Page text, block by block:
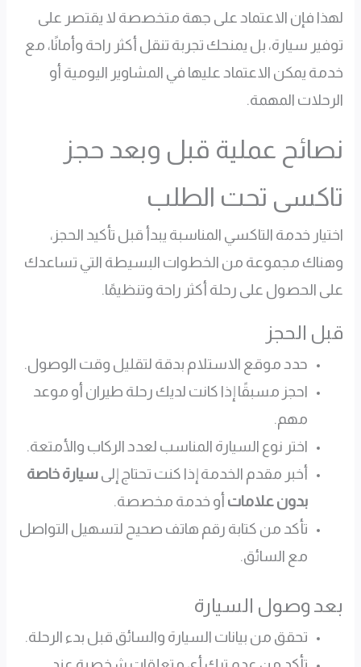
لهذا فإن الاعتماد على جهة متخصصة لا يقتصر على
توفير سيارة، بل يمنحك تجربة تنقل أكثر راحة وأمانًا، مع
خدمة يمكن الاعتماد عليها في المشاوير اليومية أو
الرحلات المهمة.
نصائح عملية قبل وبعد حجز
تاكسى تحت الطلب
اختيار خدمة التاكسي المناسبة يبدأ قبل تأكيد الحجز،
وهناك مجموعة من الخطوات البسيطة التي تساعدك
على الحصول على رحلة أكثر راحة وتنظيمًا.
قبل الحجز
حدد موقع الاستلام بدقة لتقليل وقت الوصول.
احجز مسبقًا إذا كانت لديك رحلة طيران أو موعد
مهم.
اختر نوع السيارة المناسب لعدد الركاب والأمتعة.
أخبر مقدم الخدمة إذا كنت تحتاج إلىسيارة خاصة
بدون علامات أو خدمة مخصصة.
تأكد من كتابة رقم هاتف صحيح لتسهيل التواصل
مع السائق.
بعد وصول السيارة
تحقق من بيانات السيارة والسائق قبل بدء الرحلة.